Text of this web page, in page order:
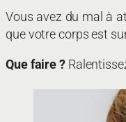
Vous avez du mal à
que votre corps est
Que faire ?